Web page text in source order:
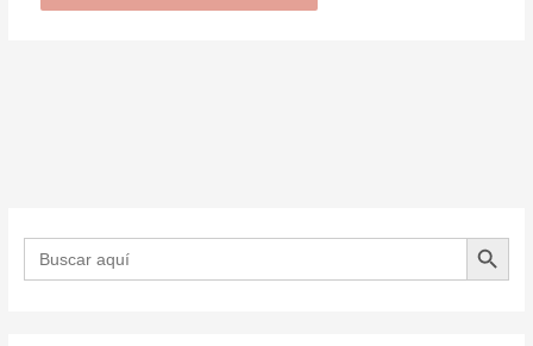
Buscar: BOTÓN DE